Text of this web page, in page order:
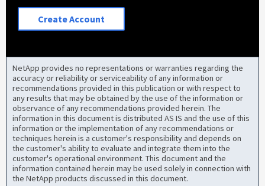
Create Account
NetApp provides no representations or warranties regarding the
accuracy or reliability or serviceability of any information or
recommendations provided in this publication or with respect to
any results that may be obtained by the use of the information or
observance of any recommendations provided herein. The
information in this document is distributed AS IS and the use of this
information or the implementation of any recommendations or
techniques herein is a customer's responsibility and depends on
the customer's ability to evaluate and integrate them into the
customer's operational environment. This document and the
information contained herein may be used solely in connection with
the NetApp products discussed in this document.